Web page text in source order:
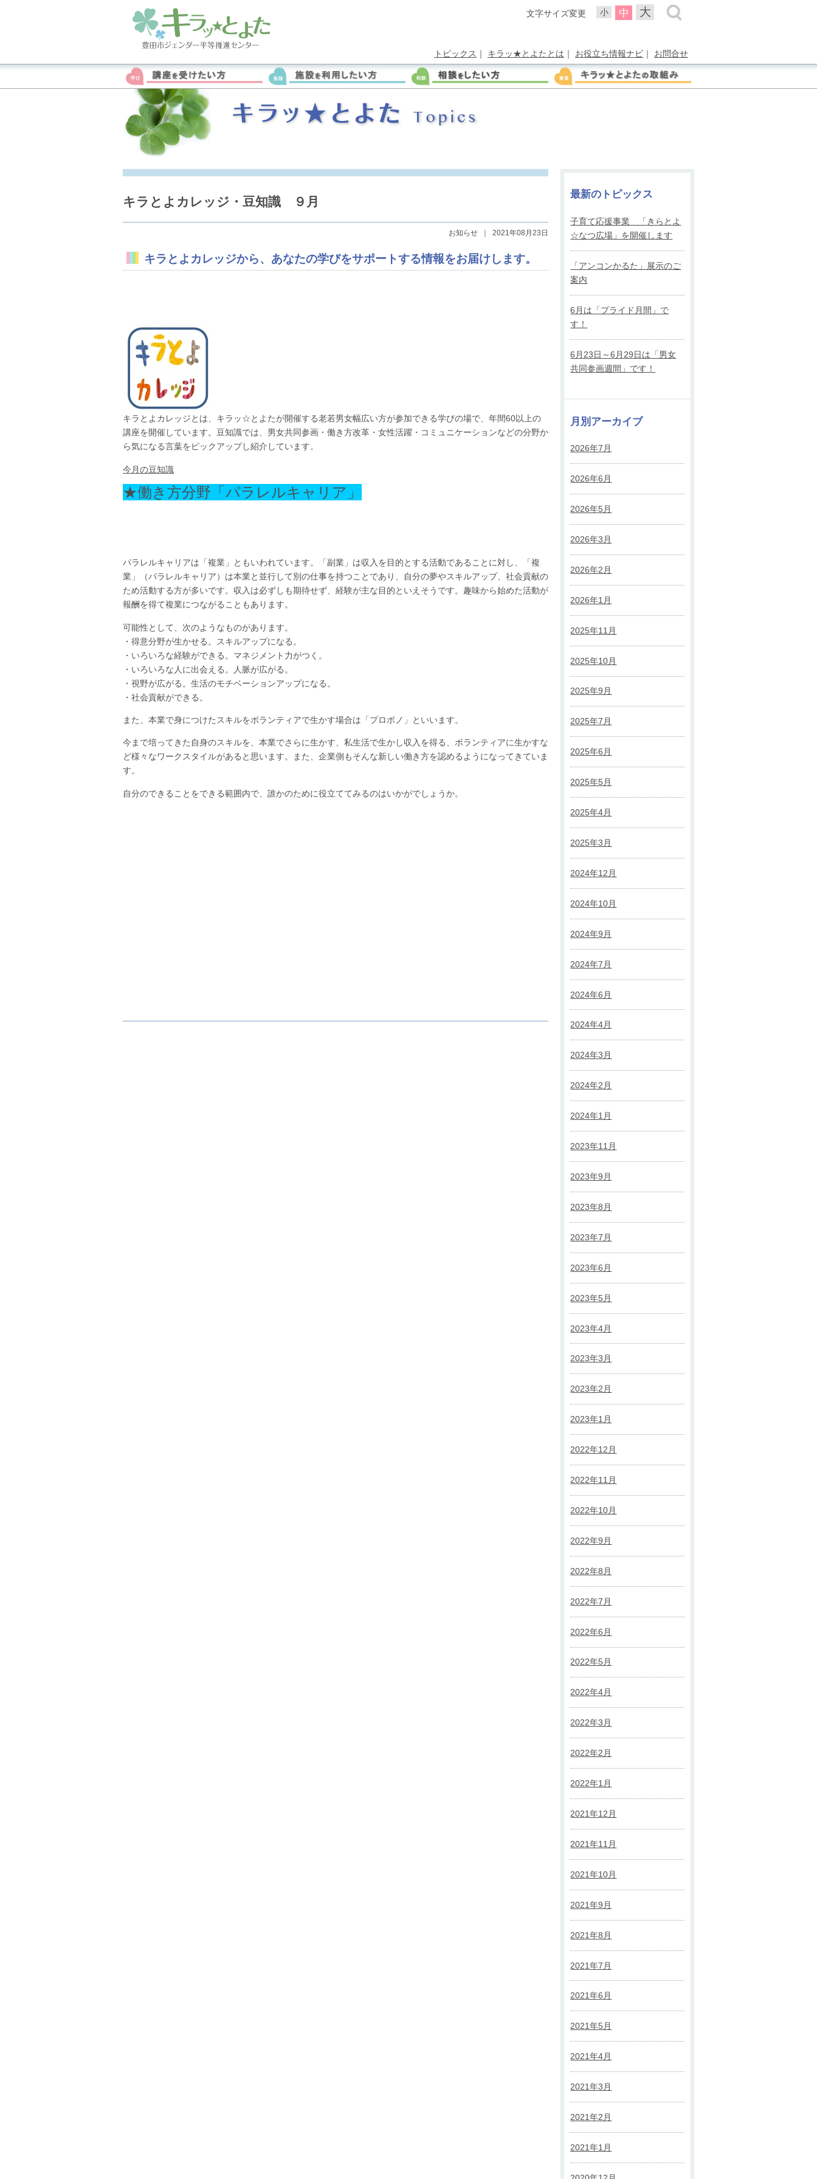
小 中 大
文字サイズ変更
トピックス ｜ キラッ★とよたとは ｜ お役立ち情報ナビ ｜ お問合せ
キラとよカレッジ・豆知識 ９月
お知らせ ｜ 2021年08月23日
キラとよカレッジから、あなたの学びをサポートする情報をお届けします。
キラとよカレッジとは、キラッ☆とよたが開催する老若男女幅広い方が参加できる学びの場で、年間60以上の
講座を開催しています。豆知識では、男女共同参画・働き方改革・女性活躍・コミュニケーションなどの分野か
ら気になる言葉をピックアップし紹介しています。
今月の豆知識
★働き方分野「パラレルキャリア」
パラレルキャリアは「複業」ともいわれています。「副業」は収入を目的とする活動であることに対し、「複
業」（パラレルキャリア）は本業と並行して別の仕事を持つことであり、自分の夢やスキルアップ、社会貢献の
ため活動する方が多いです。収入は必ずしも期待せず、経験が主な目的といえそうです。趣味から始めた活動が
報酬を得て複業につながることもあります。
可能性として、次のようなものがあります。
・得意分野が生かせる。スキルアップになる。
・いろいろな経験ができる。マネジメント力がつく。
・いろいろな人に出会える。人脈が広がる。
・視野が広がる。生活のモチベーションアップになる。
・社会貢献ができる。
また、本業で身につけたスキルをボランティアで生かす場合は「プロボノ」といいます。
今まで培ってきた自身のスキルを、本業でさらに生かす、私生活で生かし収入を得る、ボランティアに生かすな
ど様々なワークスタイルがあると思います。また、企業側もそんな新しい働き方を認めるようになってきていま
す。
自分のできることをできる範囲内で、誰かのために役立ててみるのはいかがでしょうか。
最新のトピックス
子育て応援事業 「きらとよ
☆なつ広場」を開催します
「アンコンかるた」展示のご
案内
6月は「プライド月間」で
す！
6月23日～6月29日は「男女
共同参画週間」です！
月別アーカイブ
2026年7月
2026年6月
2026年5月
2026年3月
2026年2月
2026年1月
2025年11月
2025年10月
2025年9月
2025年7月
2025年6月
2025年5月
2025年4月
2025年3月
2024年12月
2024年10月
2024年9月
2024年7月
2024年6月
2024年4月
2024年3月
2024年2月
2024年1月
2023年11月
2023年9月
2023年8月
2023年7月
2023年6月
2023年5月
2023年4月
2023年3月
2023年2月
2023年1月
2022年12月
2022年11月
2022年10月
2022年9月
2022年8月
2022年7月
2022年6月
2022年5月
2022年4月
2022年3月
2022年2月
2022年1月
2021年12月
2021年11月
2021年10月
2021年9月
2021年8月
2021年7月
2021年6月
2021年5月
2021年4月
2021年3月
2021年2月
2021年1月